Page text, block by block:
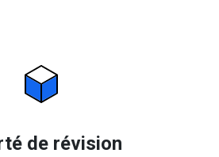
de révision